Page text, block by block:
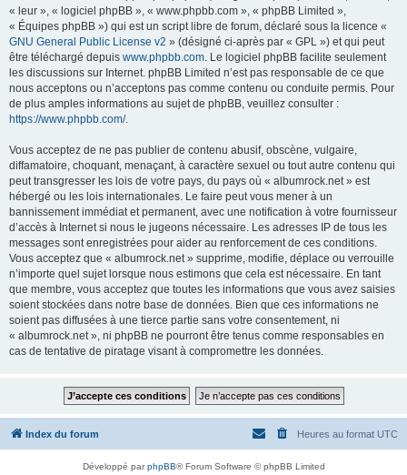
« leur », « logiciel phpBB », « www.phpbb.com », « phpBB Limited »,
« Équipes phpBB ») qui est un script libre de forum, déclaré sous la licence «
GNU General Public License v2 » (désigné ci-après par « GPL ») et qui peut
être téléchargé depuis www.phpbb.com. Le logiciel phpBB facilite seulement
les discussions sur Internet. phpBB Limited n’est pas responsable de ce que
nous acceptons ou n’acceptons pas comme contenu ou conduite permis. Pour
de plus amples informations au sujet de phpBB, veuillez consulter :
https://www.phpbb.com/.
Vous acceptez de ne pas publier de contenu abusif, obscène, vulgaire,
diffamatoire, choquant, menaçant, à caractère sexuel ou tout autre contenu qui
peut transgresser les lois de votre pays, du pays où « albumrock.net » est
hébergé ou les lois internationales. Le faire peut vous mener à un
bannissement immédiat et permanent, avec une notification à votre fournisseur
d’accès à Internet si nous le jugeons nécessaire. Les adresses IP de tous les
messages sont enregistrées pour aider au renforcement de ces conditions.
Vous acceptez que « albumrock.net » supprime, modifie, déplace ou verrouille
n’importe quel sujet lorsque nous estimons que cela est nécessaire. En tant
que membre, vous acceptez que toutes les informations que vous avez saisies
soient stockées dans notre base de données. Bien que ces informations ne
soient pas diffusées à une tierce partie sans votre consentement, ni
« albumrock.net », ni phpBB ne pourront être tenus comme responsables en
cas de tentative de piratage visant à compromettre les données.
Index du forum Heures au format UTC
Développé parphpBB® Forum Software © phpBB Limited